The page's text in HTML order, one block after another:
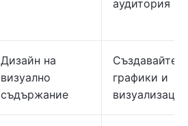
аудитория
Дизайн на
визуално
съдържание
Създавайте
графики и
визуализации